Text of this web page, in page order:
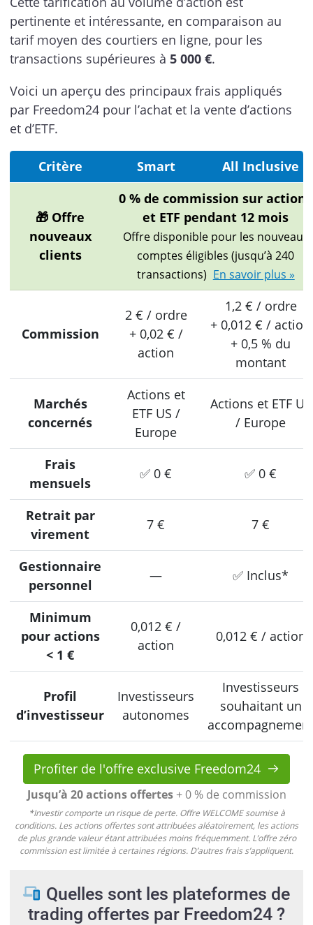
pertinente et intéressante, en comparaison au
tarif moyen des courtiers en ligne, pour les
transactions supérieures à 5 000 €.
Voici un aperçu des principaux frais appliqués
par Freedom24 pour l’achat et la vente d’actions
et d’ETF.
Critère Smart All Inclusive
🎁 Offre
nouveaux
clients
0 % de commission sur actions
et ETF pendant 12 mois
Offre disponible pour les nouveaux
comptes éligibles (jusqu’à 240
transactions) En savoir plus »
Commission
2 € / ordre
+ 0,02 € /
action
1,2 € / ordre
+ 0,012 € / action
+ 0,5 % du
montant
Marchés
concernés
Actions et
ETF US /
Europe
Actions et ETF US
/ Europe
Frais
mensuels
✅ 0 € ✅ 0 €
Retrait par
virement
7 € 7 €
Gestionnaire
personnel
— ✅ Inclus*
Minimum
pour actions
< 1 €
0,012 € /
action
0,012 € / action
Profil
d’investisseur
Investisseurs
autonomes
Investisseurs
souhaitant un
Profiter de l'offre exclusive Freedom24
Jusqu’à 20 actions offertes+ 0 % de commission
*Investir comporte un risque de perte. Offre WELCOME soumise à
conditions. Les actions offertes sont attribuées aléatoirement, les actions
de plus grande valeur étant attribuées moins fréquemment. L’offre zéro
commission est limitée à certaines régions. D’autres frais s’appliquent.
Quelles sont les plateformes de
trading offertes par Freedom24 ?